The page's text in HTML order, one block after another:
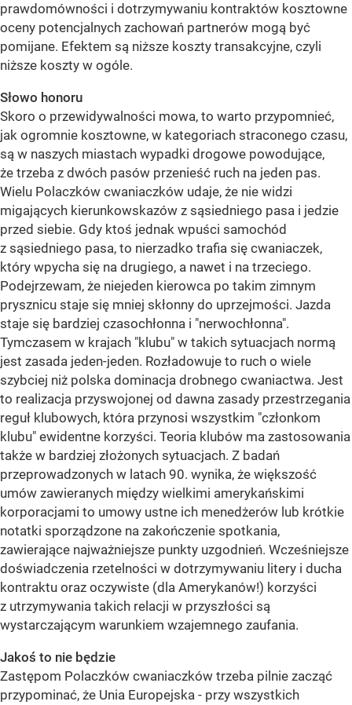
prawdomówności i dotrzymywaniu kontraktów kosztowne
oceny potencjalnych zachowań partnerów mogą być
pomijane. Efektem są niższe koszty transakcyjne, czyli
niższe koszty w ogóle.
Słowo honoru
Skoro o przewidywalności mowa, to warto przypomnieć,
jak ogromnie kosztowne, w kategoriach straconego czasu,
są w naszych miastach wypadki drogowe powodujące,
że trzeba z dwóch pasów przenieść ruch na jeden pas.
Wielu Polaczków cwaniaczków udaje, że nie widzi
migających kierunkowskazów z sąsiedniego pasa i jedzie
przed siebie. Gdy ktoś jednak wpuści samochód
z sąsiedniego pasa, to nierzadko trafia się cwaniaczek,
który wpycha się na drugiego, a nawet i na trzeciego.
Podejrzewam, że niejeden kierowca po takim zimnym
prysznicu staje się mniej skłonny do uprzejmości. Jazda
staje się bardziej czasochłonna i "nerwochłonna".
Tymczasem w krajach "klubu" w takich sytuacjach normą
jest zasada jeden-jeden. Rozładowuje to ruch o wiele
szybciej niż polska dominacja drobnego cwaniactwa. Jest
to realizacja przyswojonej od dawna zasady przestrzegania
reguł klubowych, która przynosi wszystkim "członkom
klubu" ewidentne korzyści. Teoria klubów ma zastosowania
także w bardziej złożonych sytuacjach. Z badań
przeprowadzonych w latach 90. wynika, że większość
umów zawieranych między wielkimi amerykańskimi
korporacjami to umowy ustne ich menedżerów lub krótkie
notatki sporządzone na zakończenie spotkania,
zawierające najważniejsze punkty uzgodnień. Wcześniejsze
doświadczenia rzetelności w dotrzymywaniu litery i ducha
kontraktu oraz oczywiste (dla Amerykanów!) korzyści
z utrzymywania takich relacji w przyszłości są
wystarczającym warunkiem wzajemnego zaufania.
Jakoś to nie będzie
Zastępom Polaczków cwaniaczków trzeba pilnie zacząć
przypominać, że Unia Europejska - przy wszystkich